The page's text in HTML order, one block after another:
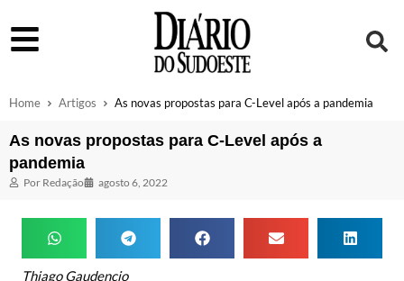
Home Artigos As novas propostas para C-Level após a pandemia
As novas propostas para C-Level após a
pandemia
Por Redação agosto 6, 2022
Thiago Gaudencio